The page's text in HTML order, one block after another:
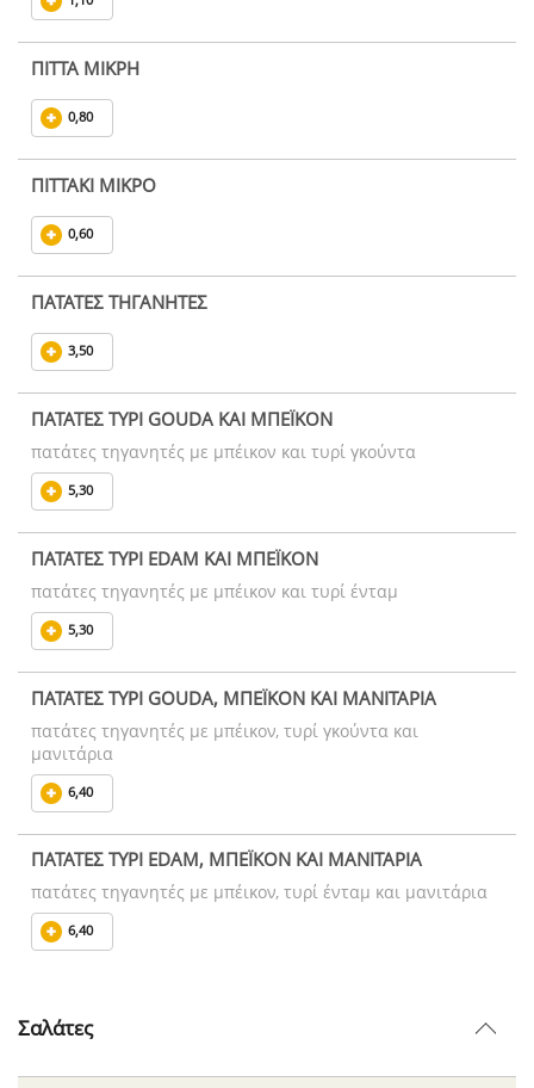
ΠΙΤΤΑ ΜΙΚΡΗ
0,80
ΠΙΤΤΑΚΙ ΜΙΚΡΟ
0,60
ΠΑΤΑΤΕΣ ΤΗΓΑΝΗΤΕΣ
3,50
ΠΑΤΑΤΕΣ ΤΥΡΙ GOUDA ΚΑΙ ΜΠΕΪΚΟΝ
πατάτες τηγανητές με μπέικον και τυρί γκούντα
5,30
ΠΑΤΑΤΕΣ ΤΥΡΙ EDAM ΚΑΙ ΜΠΕΪΚΟΝ
πατάτες τηγανητές με μπέικον και τυρί ένταμ
5,30
ΠΑΤΑΤΕΣ ΤΥΡΙ GOUDA, ΜΠΕΪΚΟΝ ΚΑΙ ΜΑΝΙΤΑΡΙΑ
πατάτες τηγανητές με μπέικον, τυρί γκούντα και
μανιτάρια
6,40
ΠΑΤΑΤΕΣ ΤΥΡΙ EDAM, ΜΠΕΪΚΟΝ ΚΑΙ ΜΑΝΙΤΑΡΙΑ
πατάτες τηγανητές με μπέικον, τυρί ένταμ και μανιτάρια
6,40
Σαλάτες